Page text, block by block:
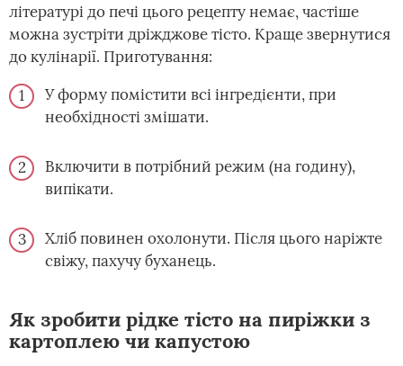
літературі до печі цього рецепту немає, частіше
можна зустріти дріжджове тісто. Краще звернутися
до кулінарії. Приготування:
У форму помістити всі інгредієнти, при
необхідності змішати.
Включити в потрібний режим (на годину),
випікати.
Хліб повинен охолонути. Після цього наріжте
свіжу, пахучу буханець.
Як зробити рідке тісто на пиріжки з
картоплею чи капустою